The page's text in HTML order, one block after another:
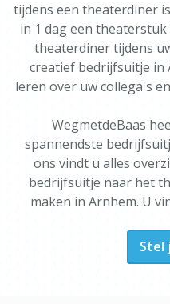
tijdens een theaterdiner
in 1 dag een
theaterdiner tijdens
creatief bedrijfsuitje in
leren over uw collega's
WegmetdeBaas
spannendste
ons vindt u alles
bedrijfsuitje naar het
maken in Arnhem. U
Stel